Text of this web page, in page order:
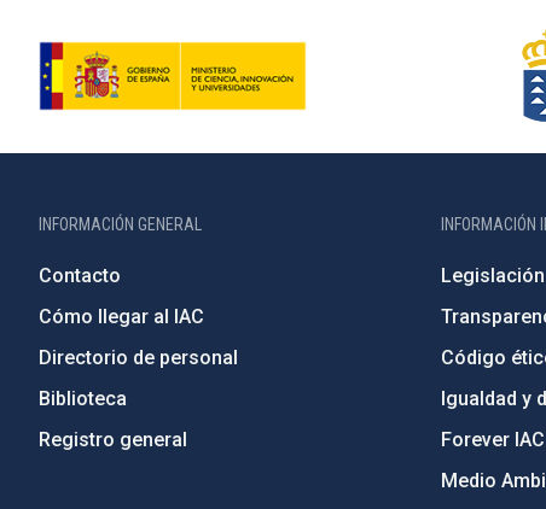
INFORMACIÓN GENERAL
Contacto
Cómo llegar al IAC
Directorio de personal
Biblioteca
Registro general
INFORMACIÓN
Legislación
Código
Igualdad y
Forever IAC
Medio